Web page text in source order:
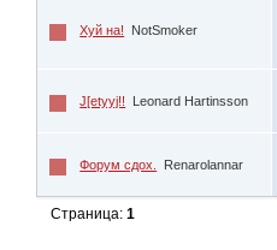
Хуй на! NotSmoker
J[etyyj!! Leonard Hartinsson
Форум сдох. Renarolannar
Страница:1